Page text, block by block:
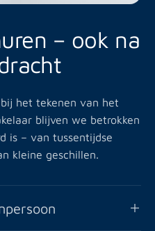
– ook na
het tekenen van het
blijven we betrokken
is – van tussentijdse
kleine geschillen.